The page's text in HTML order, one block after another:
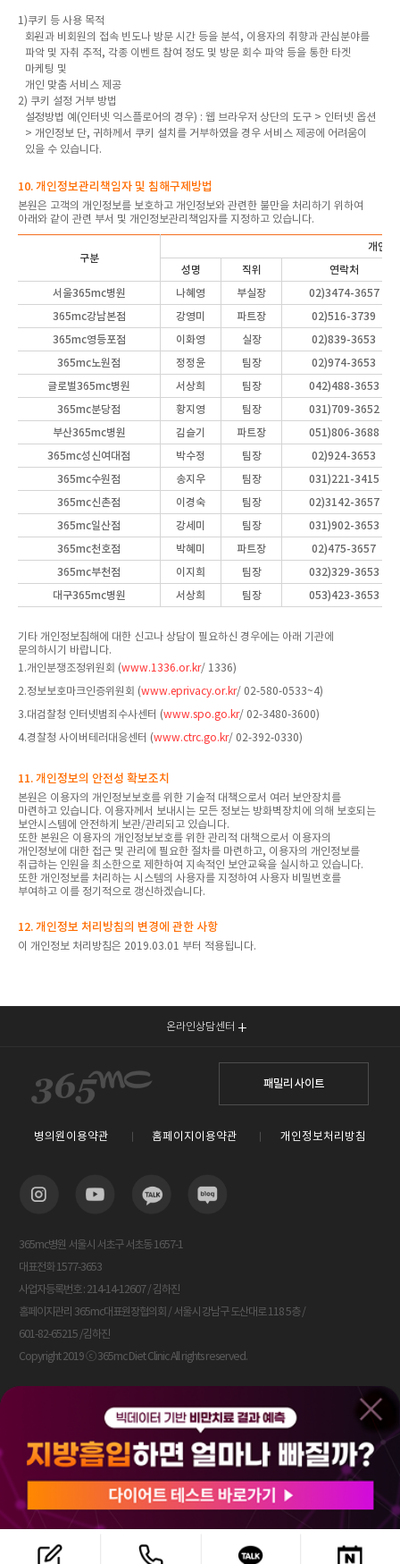
1)쿠키 등 사용 목적
회원과 비회원의 접속 빈도나 방문 시간 등을 분석, 이용자의 취향과 관심분야를
파악 및 자취 추적, 각종 이벤트 참여 정도 및 방문 회수 파악 등을 통한 타겟
마케팅 및
개인 맞춤 서비스 제공
2) 쿠키 설정 거부 방법
설정방법 예(인터넷 익스플로어의 경우) : 웹 브라우저 상단의 도구 > 인터넷 옵션
> 개인정보 단, 귀하께서 쿠키 설치를 거부하였을 경우 서비스 제공에 어려움이
있을 수 있습니다.
10. 개인정보관리책임자 및 침해구제방법
본원은 고객의 개인정보를 보호하고 개인정보와 관련한 불만을 처리하기 위하여
아래와 같이 관련 부서 및 개인정보관리책임자를 지정하고 있습니다.
구분
개인정
성명
직위
연락처
서울365mc병원
나혜영 부실장
02)3474-3657
365mc강남본점
강영미 파트장
02)516-3739
365mc영등포점
이화영 실장
02)839-3653
365mc노원점
정정윤 팀장
02)974-3653
글로벌365mc병원
서상희 팀장
042)488-3653
365mc분당점
황지영 팀장
031)709-3652
부산365mc병원
김슬기 파트장
051)806-3688
365mc성신여대점
박수정 팀장
02)924-3653
365mc수원점
송지우 팀장
031)221-3415
365mc신촌점
이경숙 팀장
02)3142-3657
365mc일산점
강세미 팀장
031)902-3653
365mc천호점
박혜미 파트장
02)475-3657
365mc부천점
이지희 팀장
032)329-3653
대구365mc병원
서상희 팀장 053)423-3653
기타 개인정보침해에 대한 신고나 상담이 필요하신 경우에는 아래 기관에
문의하시기 바랍니다.
1.개인분쟁조정위원회 (www.1336.or.kr/ 1336)
2.정보보호마크인증위원회 (www.eprivacy.or.kr/ 02-580-0533~4)
3.대검찰청 인터넷범죄수사센터 (www.spo.go.kr/ 02-3480-3600)
4.경찰청 사이버테러대응센터 (www.ctrc.go.kr/ 02-392-0330)
11. 개인정보의 안전성 확보조치
본원은 이용자의 개인정보보호를 위한 기술적 대책으로서 여러 보안장치를
마련하고 있습니다. 이용자께서 보내시는 모든 정보는 방화벽장치에 의해 보호되는
보안시스템에 안전하게 보관/관리되고 있습니다.
또한 본원은 이용자의 개인정보보호를 위한 관리적 대책으로서 이용자의
개인정보에 대한 접근 및 관리에 필요한 절차를 마련하고, 이용자의 개인정보를
취급하는 인원을 최소한으로 제한하여 지속적인 보안교육을 실시하고 있습니다.
또한 개인정보를 처리하는 시스템의 사용자를 지정하여 사용자 비밀번호를
부여하고 이를 정기적으로 갱신하겠습니다.
12. 개인정보 처리방침의 변경에 관한 사항
이 개인정보 처리방침은 2019.03.01 부터 적용됩니다.
온라인상담센터
패밀리 사이트
병의원이용약관 홈페이지이용약관 개인정보처리방침
365mc병원 서울시 서초구 서초동 1657-1
대표전화 1577-3653
사업자등록번호 : 214-14-12607 / 김하진
홈페이지관리 365mc대표원장협의회 / 서울시 강남구 도산대로 118 5층 /
601-82-65215 /김하진
Copyright 2019 ⓒ 365mc Diet Clinic All rights reserved.